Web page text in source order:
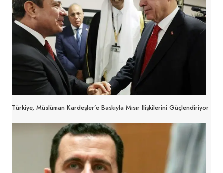
Türkiye, Müslüman Kardeşler’e Baskıyla Mısır Ilişkilerini Güçlendiriyor